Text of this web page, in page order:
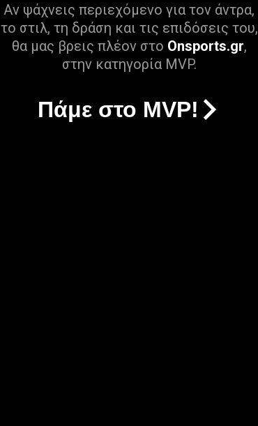
Αν ψάχνεις περιεχόμενο για τον άντρα,
το στιλ, τη δράση και τις επιδόσεις του,
θα μας βρεις πλέον στο Onsports.gr,
στην κατηγορία MVP.
Πάμε στο MVP!